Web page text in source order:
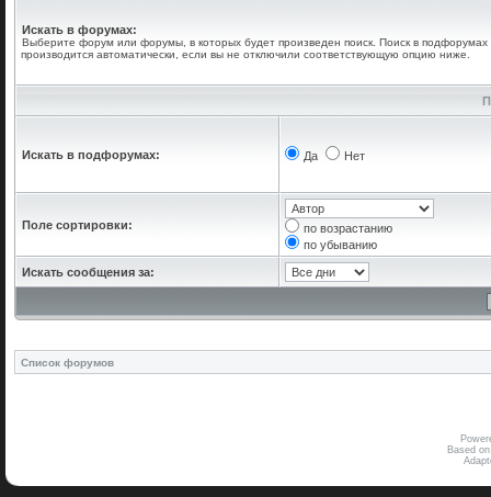
Искать в форумах:
Выберите форум или форумы, в которых будет произведен поиск. Поиск в подфорумах
производится автоматически, если вы не отключили соответствующую опцию ниже.
Искать в подфорумах: Да Нет
Поле сортировки:
по возрастанию
по убыванию
Искать сообщения за:
Список форумов
Based